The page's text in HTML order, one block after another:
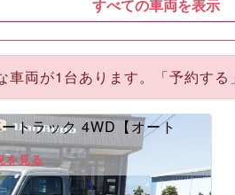
すべての車両を表示
車両が1台あります。「予約する
トラック 4WD【オート
を見る